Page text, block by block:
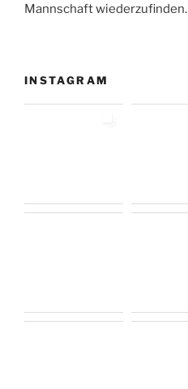
Mannschaft wiederzufinden.
INSTAGRAM